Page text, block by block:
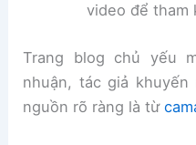
video để tham
Trang blog chủ yếu
nhuận, tác giả
nguồn rõ ràng là từ